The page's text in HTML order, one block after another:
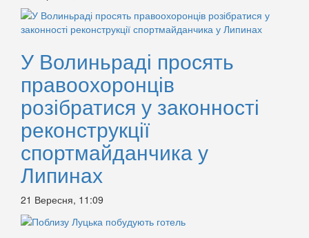
У Волиньраді просять
правоохоронців
розібратися у законності
реконструкції
спортмайданчика у
Липинах
21 Вересня, 11:09